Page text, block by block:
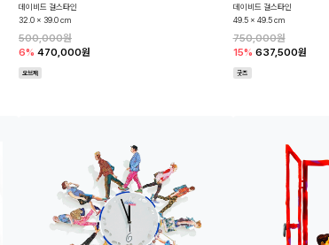
데이비드 걸스타인
32.0 x 39.0 cm
500,000원
6% 470,000원
오브제
데이비드 걸스타인
49.5 x 49.5 cm
750,000원
15% 637,500원
굿즈